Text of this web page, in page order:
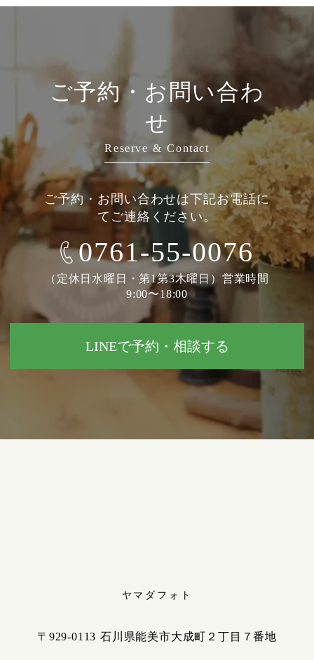
ご予約・お問い合わ
せ
Reserve & Contact
ご予約・お問い合わせは下記お電話に
てご連絡ください。
0761-55-0076
（定休日水曜日・第1第3木曜日）営業時間
9:00〜18:00
LINEで予約・相談する
ヤマダフォト
〒929-0113 石川県能美市大成町２丁目７番地